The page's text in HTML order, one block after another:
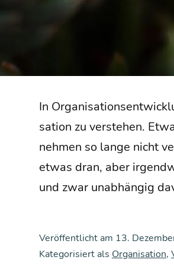
In
sa­ti­on zu ver­ste­hen.
neh­men so lan­ge nicht
etwas dran, aber
und zwar unab­hän­gig
Veröffentlicht am 13.
Kategorisiert als Organisation,